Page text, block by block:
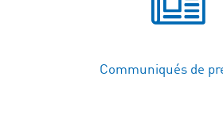
Communiqués de